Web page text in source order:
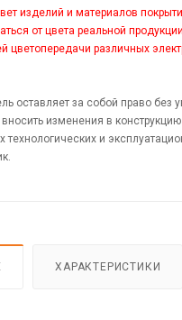
изделий и материалов
от цвета реальной
цветопередачи различных
оставляет за собой право без
вносить изменения в
технологических и
ХАРАКТЕРИСТИКИ